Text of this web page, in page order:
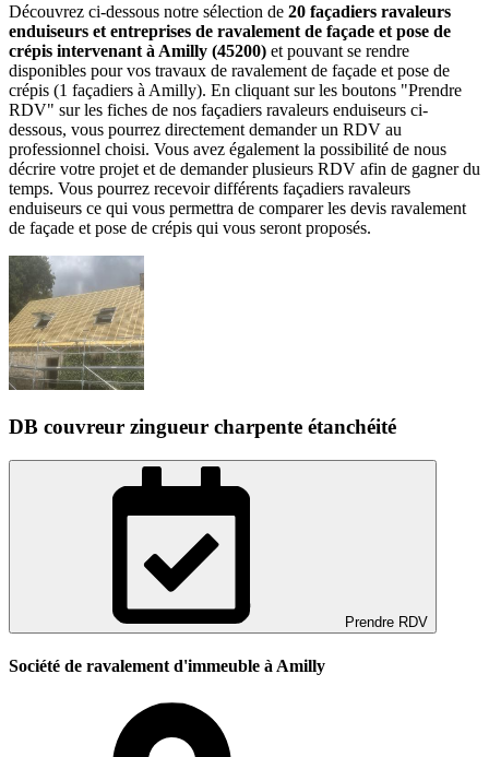
Découvrez ci-dessous notre sélection de 20 façadiers ravaleurs
enduiseurs et entreprises de ravalement de façade et pose de
crépis intervenant à Amilly (45200) et pouvant se rendre
disponibles pour vos travaux de ravalement de façade et pose de
crépis (1 façadiers à Amilly). En cliquant sur les boutons "Prendre
RDV" sur les fiches de nos façadiers ravaleurs enduiseurs ci-
dessous, vous pourrez directement demander un RDV au
professionnel choisi. Vous avez également la possibilité de nous
décrire votre projet et de demander plusieurs RDV afin de gagner du
temps. Vous pourrez recevoir différents façadiers ravaleurs
enduiseurs ce qui vous permettra de comparer les devis ravalement
de façade et pose de crépis qui vous seront proposés.
DB couvreur zingueur charpente étanchéité
Prendre RDV
Société de ravalement d'immeuble à Amilly